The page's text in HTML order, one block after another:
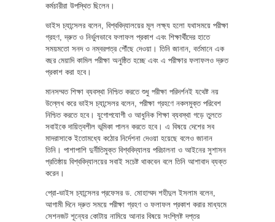
কর্মচারীরা উপস্থিত ছিলেন।
ভাইস চ্যান্সেলর বলেন, বিশ্ববিদ্যালয়ের মূল লক্ষ্য হলো যথাসময়ে পরীক্ষা
গ্রহণ, দ্রুত ও নির্ভুলভাবে ফলাফল প্রকাশ এবং শিক্ষার্থীদের হাতে
সময়মতো সনদ ও নম্বরপত্র পৌঁছে দেওয়া। তিনি জানান, বর্তমানে এক
বছর মেয়াদি কামিল পরীক্ষা অনুষ্ঠিত হচ্ছে এবং এ পরীক্ষার ফলাফলও দ্রুত
প্রকাশ করা হবে।
মানসম্মত শিক্ষা ব্যবস্থা নিশ্চিত করতে শুধু পরীক্ষা পরিদর্শনই যথেষ্ট নয়
উল্লেখ করে ভাইস চ্যান্সেলর বলেন, পরীক্ষা গ্রহণে নকলমুক্ত পরিবেশ
নিশ্চিত করতে হবে। যুগোপযোগী ও আধুনিক শিক্ষা ব্যবস্থা গড়ে তুলতে
সবাইকে দায়িত্বশীল ভূমিকা পালন করতে হবে। এ বিষয়ে দেশের সব
মাদরাসাকে ইতোমধ্যে কঠোর নির্দেশনা দেওয়া হয়েছে বলেও জানান
তিনি। পাশাপাশি দুর্নীতিমুক্ত বিশ্ববিদ্যালয় পরিচালনা ও আইনের সুশাসন
প্রতিষ্ঠায় বিশ্ববিদ্যালয়ের সবাই সচেষ্ট থাকবেন বলে তিনি আশাবাদ ব্যক্ত
করেন।
প্রো-ভাইস চ্যান্সেলর প্রফেসর ড. মোহাম্মদ শহীদুল ইসলাম বলেন,
আগামী দিনে দ্রুত সময়ে পরীক্ষা গ্রহণ ও ফলাফল প্রকাশ করার মাধ্যমে
সেশনজট শূন্যের কোটায় নামিয়ে আনার বিষয়ে সংশ্লিষ্ট দপ্তর